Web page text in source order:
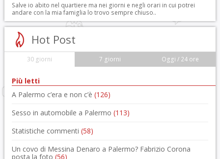
Salve io abito nel quartiere ma nei giorni e negli orari in cui potrei
andare con la mia famiglia lo trovo sempre chiuso..
Hot Post
30 giorni 7 giorni Oggi / 24 ore
Più letti
A Palermo c’era e non c’è (126)
Sesso in automobile a Palermo (113)
Statistiche commenti (58)
Un covo di Messina Denaro a Palermo? Fabrizio Corona
posta la foto (56)